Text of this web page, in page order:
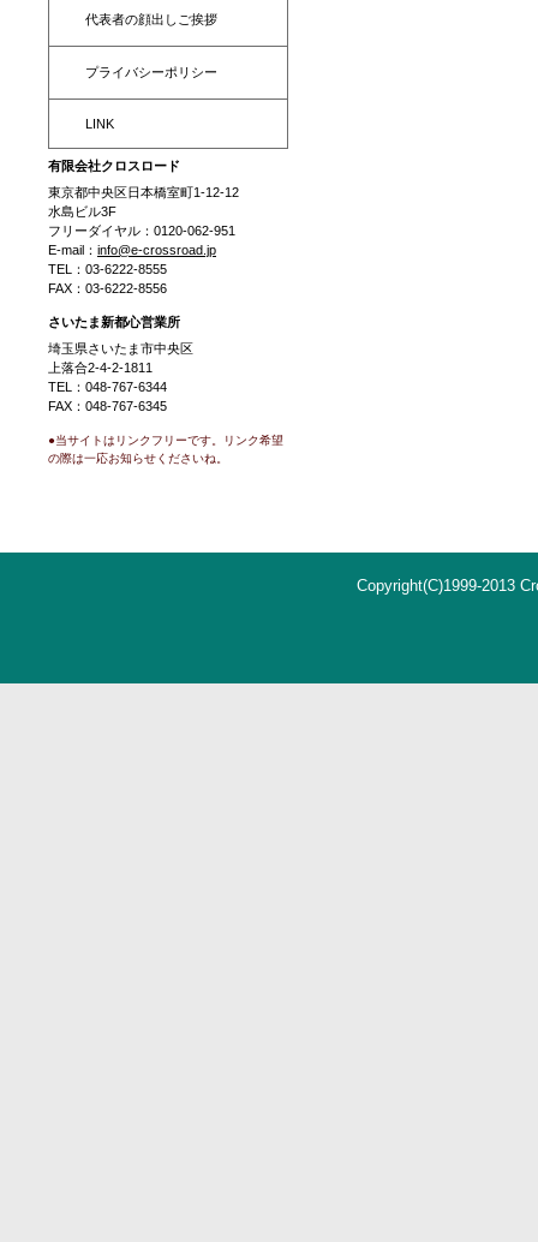
代表者の顔出しご挨拶
プライバシーポリシー
LINK
有限会社クロスロード
東京都中央区日本橋室町1-12-12
水島ビル3F
フリーダイヤル：0120-062-951
E-mail： info@e-crossroad.jp
TEL：03-6222-8555
FAX：03-6222-8556
さいたま新都心営業所
埼玉県さいたま市中央区
上落合2-4-2-1811
TEL：048-767-6344
FAX：048-767-6345
●当サイトはリンクフリーです。リンク希望
の際は一応お知らせくださいね。
Copyright(C)1999-2013